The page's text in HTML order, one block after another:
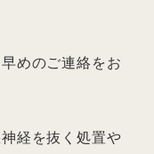
めのご連絡をお
経を抜く処置や